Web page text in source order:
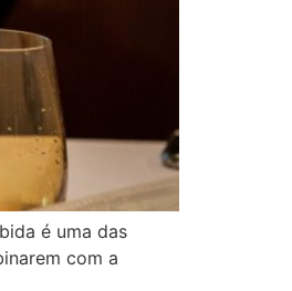
é uma das
com a